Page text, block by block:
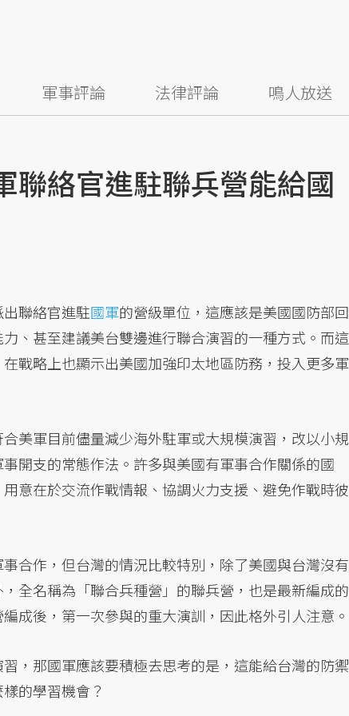
軍事評論 法律評論 鳴人放送
聯絡官進駐聯兵營能給國
聯絡官進駐國軍的營級單位，這應該是美國國防部回
、甚至建議美台雙邊進行聯合演習的一種方式。而這
戰略上也顯示出美國加強印太地區防務，投入更多軍
美軍目前儘量減少海外駐軍或大規模演習，改以小規
開支的常態作法。許多與美國有軍事合作關係的國
意在於交流作戰情報、協調火力支援、避免作戰時彼
合作，但台灣的情況比較特別，除了美國與台灣沒有
全名稱為「聯合兵種營」的聯兵營，也是最新編成的
成後，第一次參與的重大演訓，因此格外引人注意。
，那國軍應該要積極去思考的是，這能給台灣的防禦
的學習機會？